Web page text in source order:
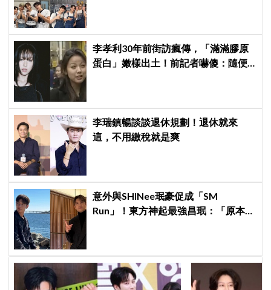
李孝利30年前街訪瘋傳，「滿滿膠原
蛋白」嫩樣出土！前記者嚇傻：隨便
李瑞鎮暢談談退休規劃！退休就來
這，不用繳稅就是爽
意外與SHINee珉豪促成「SM
Run」！東方神起最強昌珉：「原本想